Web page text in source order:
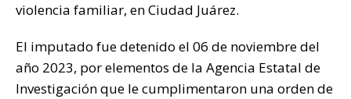
violencia familiar, en Ciudad Juárez.
El imputado fue detenido el 06 de noviembre del
año 2023, por elementos de la Agencia Estatal de
Investigación que le cumplimentaron una orden de